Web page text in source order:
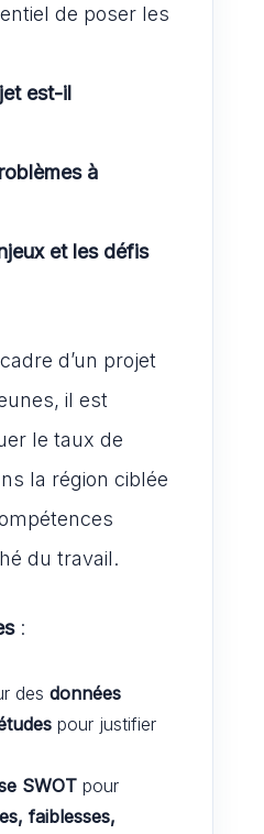
de poser les
est-il
à
et les défis
d’un projet
il est
le taux de
la région ciblée
du travail.
:
des données
pour justifier
SWOT pour
faiblesses,